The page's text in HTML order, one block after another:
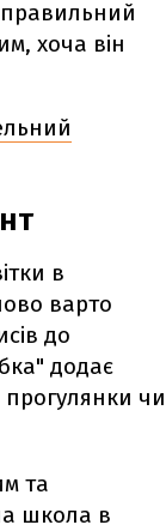
правильний
хоча він
в
варто
до
додає
чи
та
школа в